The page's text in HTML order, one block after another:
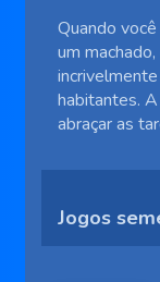
Quando
um
habitantes.
abraçar as
Jogos